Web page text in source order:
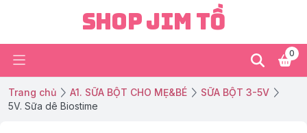
Shop Jim Tồ
0
Trang chủ A1. SỮA BỘT CHO MẸ&BÉ
SỮA BỘT 3-5V
5V. Sữa dê Biostime